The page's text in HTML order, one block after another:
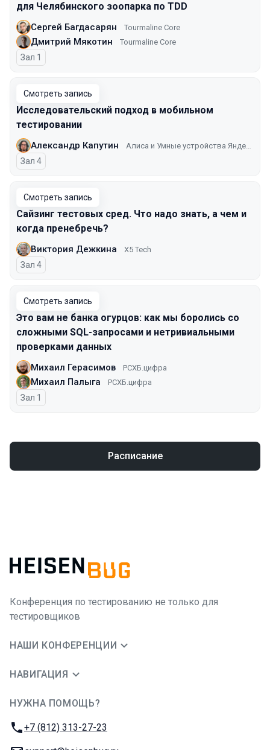
для Челябинского зоопарка по TDD
Сергей Багдасарян Tourmaline Core
Дмитрий Мякотин Tourmaline Core
Зал 1
Смотреть запись
Исследовательский подход в мобильном
тестировании
Александр Капутин
Зал 4
Смотреть запись
Сайзинг тестовых сред. Что надо знать, а чем и
когда пренебречь?
Виктория Дежкина X5 Tech
Зал 4
Смотреть запись
Это вам не банка огурцов: как мы боролись со
сложными SQL-запросами и нетривиальными
проверками данных
Михаил Герасимов РСХБ.цифра
Михаил Палыга РСХБ.цифра
Зал 1
Расписание
Конференция по тестированию не только для
тестировщиков
НАШИ КОНФЕРЕНЦИИ
НАВИГАЦИЯ
НУЖНА ПОМОЩЬ?
Телефон:
+7 (812) 313-27-23